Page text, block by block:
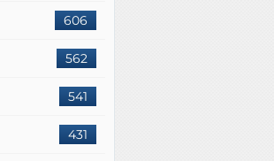
606
562
541
431